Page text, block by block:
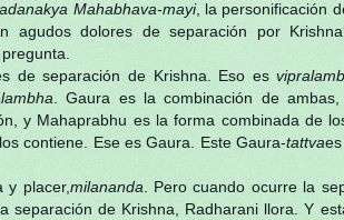
Mahabhava-mayi, la personificación
agudos dolores de separación por
de separación de Krishna. Eso es
. Gaura es la combinación de
y Mahaprabhu es la forma combinada de
contiene. Ese es Gaura. Este Gaura-tattva
placer,milananda . Pero cuando ocurre la
de Krishna, Radharani llora. Y